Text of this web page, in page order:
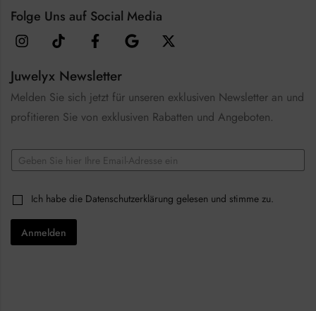
Folge Uns auf Social Media
Juwelyx Newsletter
Melden Sie sich jetzt für unseren exklusiven Newsletter an und
profitieren Sie von exklusiven Rabatten und Angeboten.
E
m
lm
i
*
C
h
e
k
Ich habe die Datenschutzerklärung gelesen und stimme zu.
Anmelden